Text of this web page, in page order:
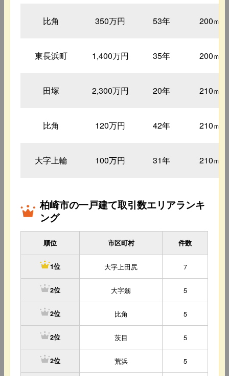
比角 350万円 53年 200㎡
東長浜町 1,400万円 35年 200㎡
田塚 2,300万円 20年 210㎡
比角 120万円 42年 210㎡
大字上輪 100万円 31年 210㎡
柏崎市の一戸建て取引数エリアランキ
ング
順位 市区町村 件数
1位 大字上田尻 7
2位 大字劔 5
2位 比角 5
2位 茨目 5
2位 荒浜 5